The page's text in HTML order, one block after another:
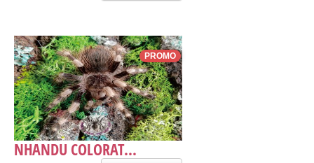
PROMO
NHANDU COLORAT...